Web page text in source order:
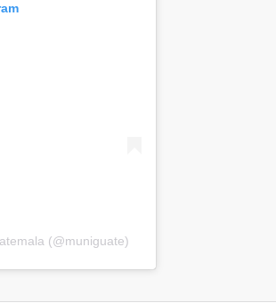
(@muniguate)